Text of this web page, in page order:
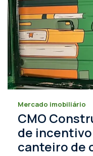
Mercado imobiliário
CMO
de
canteiro de